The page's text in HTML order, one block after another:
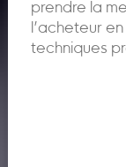
prendre la
l’acheteur
techniques